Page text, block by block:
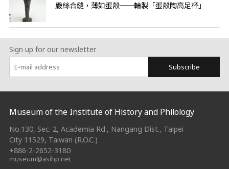
嚴絲合縫，薄如蛋殼──輪製「蛋殼陶高足杯」
Sign up for our newsletter
Subscribe
:::
Museum of the Institute of History and Philology
No.130, Sec. 2, Academia Rd., Nangang Dist., Taipei
City 11529, Taiwan (R.O.C.)
+886-2-2652-3180
museum@asihp.net